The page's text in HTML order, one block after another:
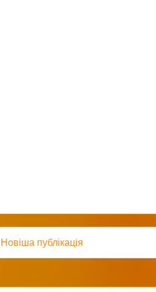
Новіша публікація